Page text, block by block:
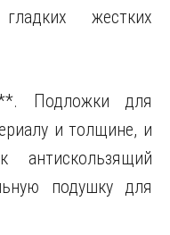
жестких
Подложки для
и толщине, и
антискользящий
подушку для